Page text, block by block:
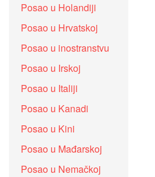
Posao u Holandiji
Posao u Hrvatskoj
Posao u inostranstvu
Posao u Irskoj
Posao u Italiji
Posao u Kanadi
Posao u Kini
Posao u Mađarskoj
Posao u Nemačkoj